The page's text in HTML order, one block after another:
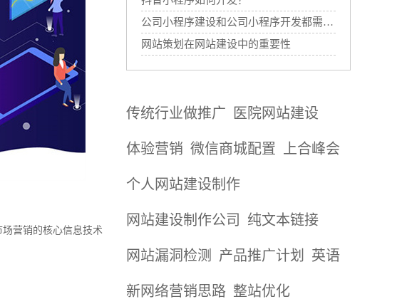
营销的核心信息技术
公司小程序建设和公司小程序开发都需要哪些过程？
网站策划在网站建设中的重要性
传统行业做推广 医院网站建设
体验营销 微信商城配置 上合峰会
个人网站建设制作
网站建设制作公司 纯文本链接
网站漏洞检测 产品推广计划 英语
新网络营销思路 整站优化